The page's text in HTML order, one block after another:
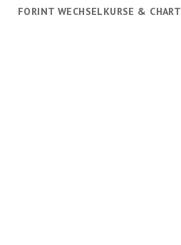
FORINT WECHSELKURSE & CHART